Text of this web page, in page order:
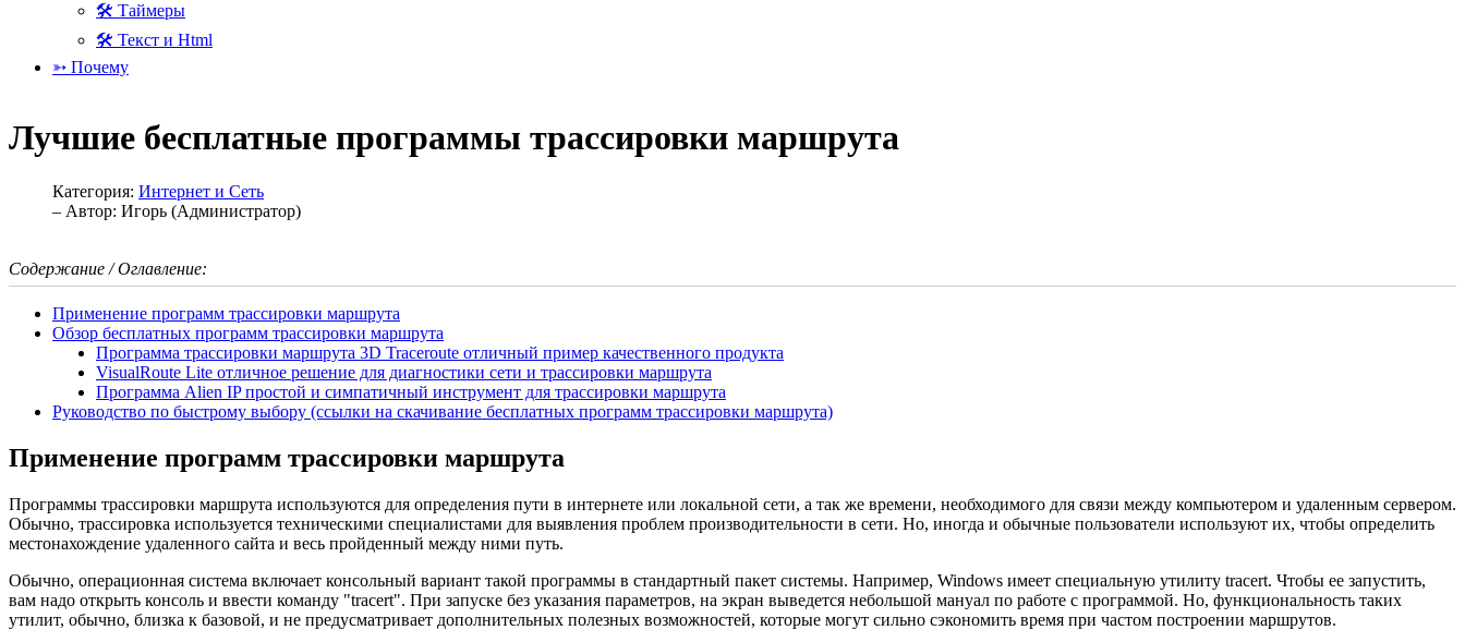
🛠 Таймеры
🛠 Текст и Html
➳ Почему
Лучшие бесплатные программы трассировки маршрута
Категория: Интернет и Сеть
– Автор: Игорь (Администратор)
Содержание / Оглавление:
Применение программ трассировки маршрута
Обзор бесплатных программ трассировки маршрута
Программа трассировки маршрута 3D Traceroute отличный пример качественного продукта
VisualRoute Lite отличное решение для диагностики сети и трассировки маршрута
Программа Alien IP простой и симпатичный инструмент для трассировки маршрута
Руководство по быстрому выбору (ссылки на скачивание бесплатных программ трассировки маршрута)
Применение программ трассировки маршрута
Программы трассировки маршрута используются для определения пути в интернете или локальной сети, а так же времени, необходимого для связи между компьютером и удаленным сервером.
Обычно, трассировка используется техническими специалистами для выявления проблем производительности в сети. Но, иногда и обычные пользователи используют их, чтобы определить
местонахождение удаленного сайта и весь пройденный между ними путь.
Обычно, операционная система включает консольный вариант такой программы в стандартный пакет системы. Например, Windows имеет специальную утилиту tracert. Чтобы ее запустить,
вам надо открыть консоль и ввести команду "tracert". При запуске без указания параметров, на экран выведется небольшой мануал по работе с программой. Но, функциональность таких
утилит, обычно, близка к базовой, и не предусматривает дополнительных полезных возможностей, которые могут сильно сэкономить время при частом построении маршрутов.